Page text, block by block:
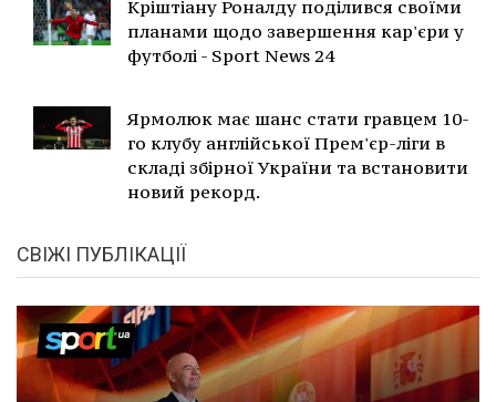
Кріштіану Роналду поділився своїми
планами щодо завершення кар'єри у
футболі - Sport News 24
Ярмолюк має шанс стати гравцем 10-
го клубу англійської Прем'єр-ліги в
складі збірної України та встановити
новий рекорд.
СВІЖІ ПУБЛІКАЦІЇ